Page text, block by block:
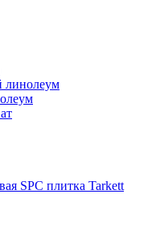
линолеум
SPC плитка Tarkett